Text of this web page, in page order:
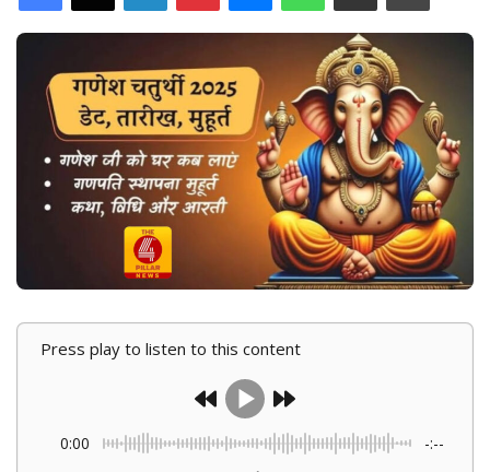
l
o
o
n
X
d
a
e
m
a
i
l
Press play to listen to this content
0:00 -:--